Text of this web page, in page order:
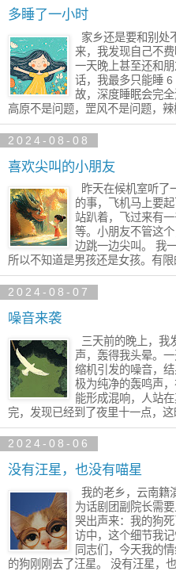
多睡了一小时
家乡还是要和别​处
来，我发现自己不
一天晚上甚至还和
话，我最多只能睡
故，​深度睡眠会完
高原不是问题，罡风不是问题，辣
2024-08-08
喜欢尖叫的小朋友
昨天在候机室​听了
的事，飞机马上要
站趴着​，飞过来有
等。小朋友不管这
边​跳一边尖叫。 ​我
所以不知道是男孩还是女孩。有
2024-08-07
噪音来袭
三天前的晚上，​我
声，​轰得我头晕。
缩机引发的噪音，
极为纯净的轰鸣声
能形成混响，人站
完，发现已经到了夜里十一点，这
2024-08-06
没有汪星，也没有喵星
我的老乡，云南籍
为话剧团副院长需
哭出声来：我的狗
访中，这个细节我​
同志们，今天我的
的狗​刚刚去了汪星。 没有汪星，